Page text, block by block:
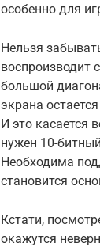
особенно для
Нельзя
воспроизводит
большой
экрана
И это касается
нужен 10-
Необходима
становится
Кстати,
окажутся